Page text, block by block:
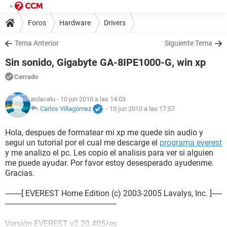
Foros Hardware Drivers
Tema Anterior Siguiente Tema
Sin sonido, Gigabyte GA-8IPE1000-G, win xp
Cerrado
ardacalu - 10 jun 2010 a las 14:03
Carlos Villagómez
- 10 jun 2010 a las 17:57
Hola, despues de formatear mi xp me quede sin audio y
segui un tutorial por el cual me descarge el programa everest
y me analizo el pc. Les copio el analisis para ver si alguien
me puede ayudar. Por favor estoy desesperado ayudenme.
Gracias.
--------[ EVEREST Home Edition (c) 2003-2005 Lavalys, Inc. ]-----
-------------------------------------------------------
Versión EVEREST v2.20.405/es